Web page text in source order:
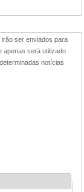
ser enviados para
apenas será utilizado
notícias